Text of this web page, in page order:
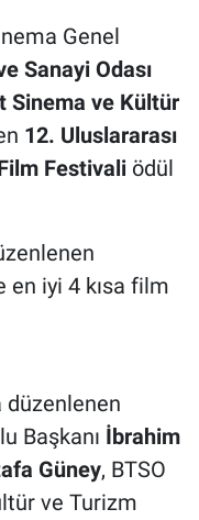
Genel
Sanayi Odası
Sinema ve Kültür
12. Uluslararası
Festivaliödül
en iyi 4 kısa film
düzenlenen
Başkanı İbrahim
Güney, BTSO
ve Turizm